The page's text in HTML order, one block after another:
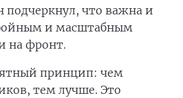
подчеркнул, что важна и
и масштабным
на фронт.
принцип: чем
тем лучше. Это